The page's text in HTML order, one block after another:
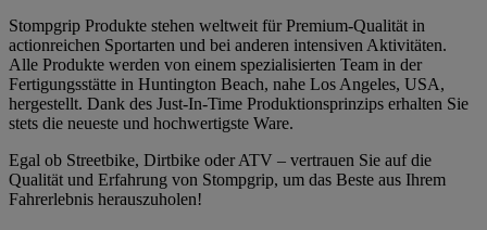
Stompgrip Produkte stehen weltweit für Premium-Qualität in
actionreichen Sportarten und bei anderen intensiven Aktivitäten.
Alle Produkte werden von einem spezialisierten Team in der
Fertigungsstätte in Huntington Beach, nahe Los Angeles, USA,
hergestellt. Dank des Just-In-Time Produktionsprinzips erhalten Sie
stets die neueste und hochwertigste Ware.
Egal ob Streetbike, Dirtbike oder ATV – vertrauen Sie auf die
Qualität und Erfahrung von Stompgrip, um das Beste aus Ihrem
Fahrerlebnis herauszuholen!